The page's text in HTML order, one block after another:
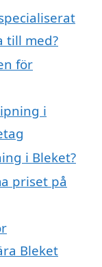
till med?
för
i
i Bleket?
priset på
Bleket